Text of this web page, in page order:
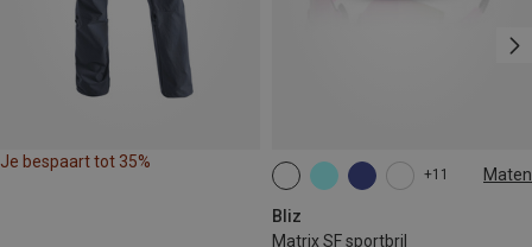
Je bespaart tot 35%
+11 Maten
Bliz
Matrix SF sportbril
ONE SIZE